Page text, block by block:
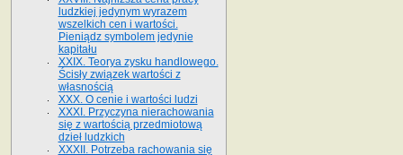
ludzkiej jedynym wyrazem
wszelkich cen i wartości.
Pieniądz symbolem jedynie
kapitału
XXIX. Teorya zysku handlowego.
Ścisły związek wartości z
własnością
XXX. O cenie i wartości ludzi
XXXI. Przyczyna nierachowania
się z wartością przedmiotową
dzieł ludzkich
XXXII. Potrzeba rachowania się